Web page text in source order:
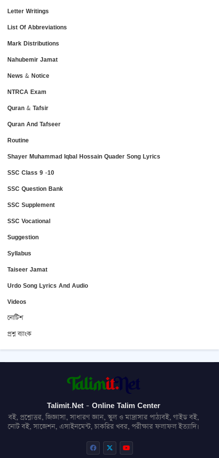
Letter Writings
List Of Abbreviations
Mark Distributions
Nahubemir Jamat
News & Notice
NTRCA Exam
Quran & Tafsir
Quran And Tafseer
Routine
Shayer Muhammad Iqbal Hossain Quader Song Lyrics
SSC Class 9 -10
SSC Question Bank
SSC Supplement
SSC Vocational
Suggestion
Syllabus
Taiseer Jamat
Urdo Song Lyrics And Audio
Videos
নোটিশ
প্রশ্ন ব্যাংক
Talimit.Net - Online Talim Center
বই, প্রশ্নোত্তর, জিজ্ঞাসা, সাধারণ জ্ঞান, স্কুল ও মাদ্রাসার পাঠ্যবই, গাইড বই,
নোট বই, সাজেশন, এসাইনমেন্ট, চাকরির খবর, পরীক্ষার ফলাফল ইত্যাদি।